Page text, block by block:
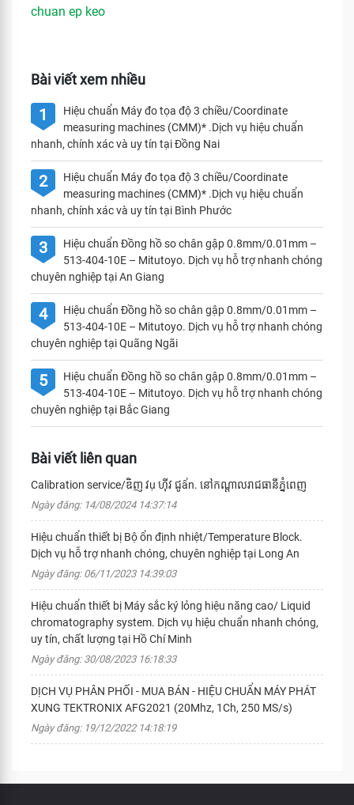
chuan ep keo
Bài viết xem nhiều
1
Hiệu chuẩn Máy đo tọa độ 3 chiều/Coordinate
measuring machines (CMM)* .Dịch vụ hiệu chuẩn
nhanh, chính xác và uy tín tại Đồng Nai
2
Hiệu chuẩn Máy đo tọa độ 3 chiều/Coordinate
measuring machines (CMM)* .Dịch vụ hiệu chuẩn
nhanh, chính xác và uy tín tại Bình Phước
3
Hiệu chuẩn Đồng hồ so chân gập 0.8mm/0.01mm –
513-404-10E – Mitutoyo. Dịch vụ hỗ trợ nhanh chóng
chuyên nghiệp tại An Giang
4
Hiệu chuẩn Đồng hồ so chân gập 0.8mm/0.01mm –
513-404-10E – Mitutoyo. Dịch vụ hỗ trợ nhanh chóng
chuyên nghiệp tại Quãng Ngãi
5
Hiệu chuẩn Đồng hồ so chân gập 0.8mm/0.01mm –
513-404-10E – Mitutoyo. Dịch vụ hỗ trợ nhanh chóng
chuyên nghiệp tại Bắc Giang
Bài viết liên quan
Calibration service/ឌិញ វụ ហ៊ីវ ជូẩn. នៅកណ្តាលរាជធានីភ្នំពេញ
Ngày đăng: 14/08/2024 14:37:14
Hiệu chuẩn thiết bị Bộ ổn định nhiệt/Temperature Block.
Dịch vụ hỗ trợ nhanh chóng, chuyên nghiệp tại Long An
Ngày đăng: 06/11/2023 14:39:03
Hiệu chuẩn thiết bị Máy sắc ký lỏng hiệu năng cao/ Liquid
chromatography system. Dịch vụ hiệu chuẩn nhanh chóng,
uy tín, chất lượng tại Hồ Chí Minh
Ngày đăng: 30/08/2023 16:18:33
DỊCH VỤ PHÂN PHỐI - MUA BÁN - HIỆU CHUẨN MÁY PHÁT
XUNG TEKTRONIX AFG2021 (20Mhz, 1Ch, 250 MS/s)
Ngày đăng: 19/12/2022 14:18:19